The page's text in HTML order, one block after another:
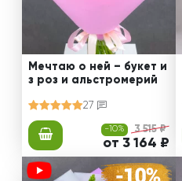
Мечтаю о ней – букет и
з роз и альстромерий
27
-10% 3 515 ₽
от 3 164 ₽